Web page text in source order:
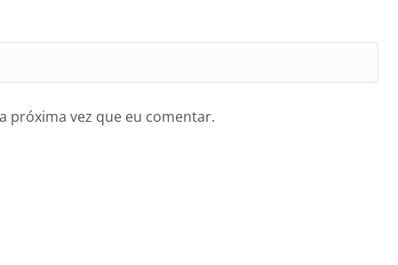
próxima vez que eu comentar.